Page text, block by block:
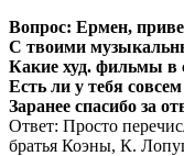
Вопрос: Ермен,
С твоими
Какие худ. фильмы в
Есть ли у тебя
Заранее спасибо за
Ответ: Просто
братья Коэны, К.